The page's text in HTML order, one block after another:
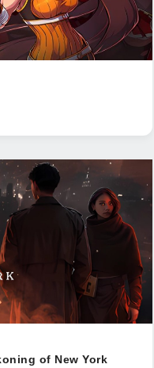
of New York